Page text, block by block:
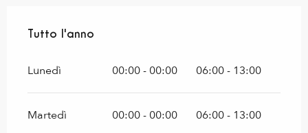
Tutto l'anno
Tutto l'anno
Lunedì 00:00 - 00:00 06:00 - 13:00
Martedì 00:00 - 00:00 06:00 - 13:00